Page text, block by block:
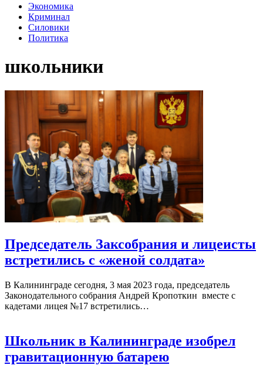
Экономика
Криминал
Силовики
Политика
школьники
Председатель Заксобрания и лицеисты
встретились с «женой солдата»
В Калининграде сегодня, 3 мая 2023 года, председатель
Законодательного собрания Андрей Кропоткин вместе с
кадетами лицея №17 встретились…
Школьник в Калининграде изобрел
гравитационную батарею